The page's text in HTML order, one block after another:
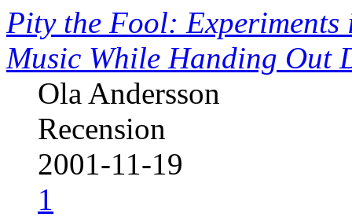
Pity the Fool: Experiments
Music While Handing Out
Ola Andersson
Recension
2001-11-19
1